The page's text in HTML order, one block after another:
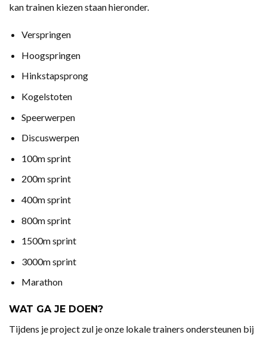
kan trainen kiezen staan ​​hieronder.
Verspringen
Hoogspringen
Hinkstapsprong
Kogelstoten
Speerwerpen
Discuswerpen
100m sprint
200m sprint
400m sprint
800m sprint
1500m sprint
3000m sprint
Marathon
WAT GA JE DOEN?
Tijdens je project zul je onze lokale trainers ondersteunen bij